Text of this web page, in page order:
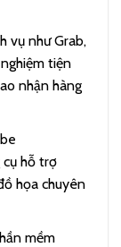
vụ như Grab,
tiện
nhận hàng
cụ hỗ trợ
họa chuyên
mềm